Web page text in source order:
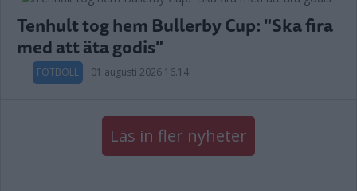
Tenhult tog hem Bullerby Cup: "Ska fira
med att äta godis"
FOTBOLL 01 augusti 2026 16.14
Läs in fler nyheter